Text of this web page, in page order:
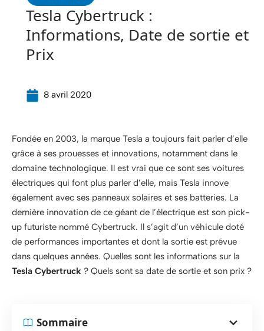
Tesla Cybertruck :
Informations, Date de sortie et
Prix
8 avril 2020
Fondée en 2003, la marque Tesla a toujours fait parler d’elle
grâce à ses prouesses et innovations, notamment dans le
domaine technologique. Il est vrai que ce sont ses voitures
électriques qui font plus parler d’elle, mais Tesla innove
également avec ses panneaux solaires et ses batteries. La
dernière innovation de ce géant de l’électrique est son pick-
up futuriste nommé Cybertruck. Il s’agit d’un véhicule doté
de performances importantes et dont la sortie est prévue
dans quelques années. Quelles sont les informations sur la
Tesla Cybertruck ? Quels sont sa date de sortie et son prix ?
Sommaire